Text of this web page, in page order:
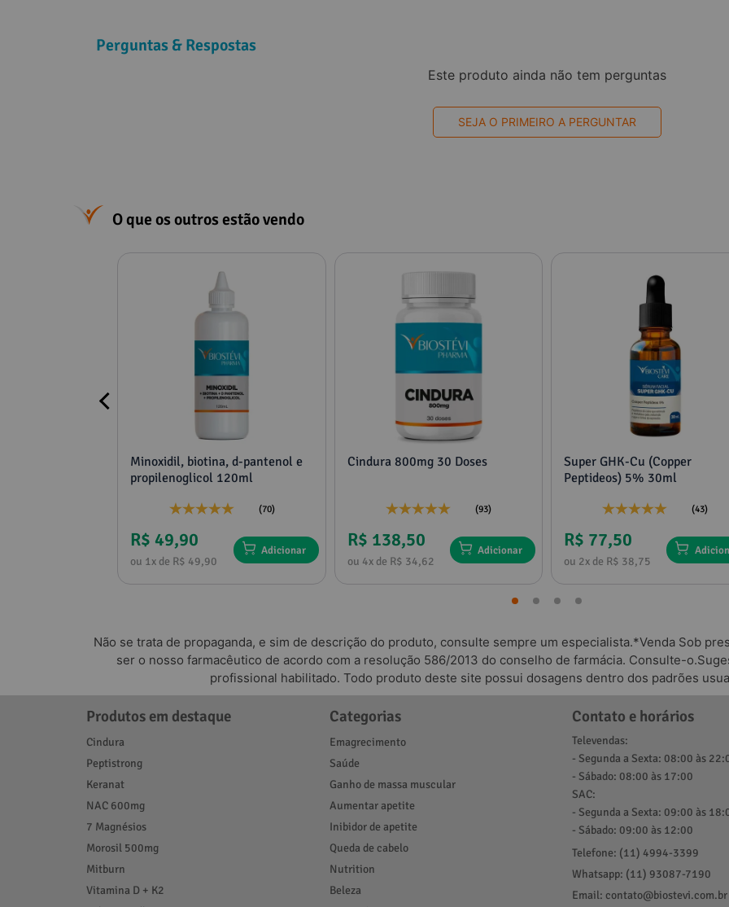
Perguntas & Respostas
Este produto ainda não tem perguntas
SEJA O PRIMEIRO A PERGUNTAR
O que os outros estão vendo
Minoxidil, biotina, d-pantenol e
propilenoglicol 120ml
(70)
R$ 49,90
ou 1x de R$ 49,90
Adicionar
Cindura 800mg 30 Doses
(93)
R$ 138,50
ou 4x de R$ 34,62
Adicionar
Super GHK-Cu (Copper
Peptideos) 5% 30ml
(43)
R$ 77,50
ou 2x de R$ 38,75
Não se trata de propaganda, e sim de descrição do produto, consulte sempre um especialista.*Venda Sob
ser o nosso farmacêutico de acordo com a resolução 586/2013 do conselho de farmácia. Consulte-
profissional habilitado. Todo produto deste site possui dosagens dentro dos padrões
Produtos em destaque
Cindura
Peptistrong
Keranat
NAC 600mg
7 Magnésios
Morosil 500mg
Mitburn
Vitamina D + K2
Categorias
Emagrecimento
Saúde
Ganho de massa muscular
Aumentar apetite
Inibidor de apetite
Queda de cabelo
Nutrition
Beleza
Contato e horários
Televendas:
- Segunda a Sexta: 08:00 às
- Sábado: 08:00 às 17:00
SAC:
- Segunda a Sexta: 09:00 às
- Sábado: 09:00 às 12:00
Telefone: (11) 4994-3399
Whatsapp: (11) 93087-7190
Email: contato@biostevi.com.br